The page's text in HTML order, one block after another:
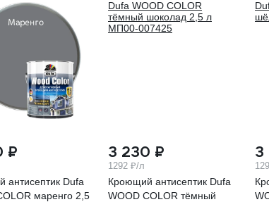
₽
антисептик Dufa
маренго 2,5
3 230 ₽
1292 ₽/л
Кроющий антисептик Dufa
WOOD COLOR тёмный
3